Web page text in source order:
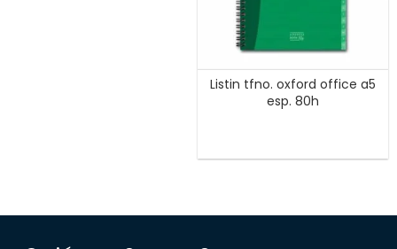
Listin tfno. oxford office a5
esp. 80h